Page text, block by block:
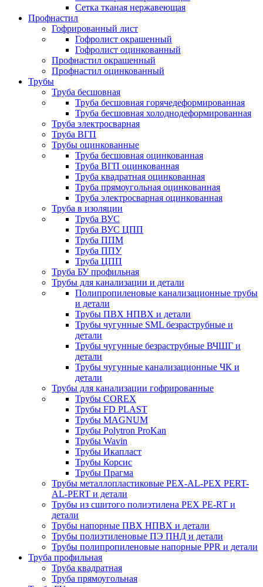
Сетка тканая нержавеющая
Профнастил
Гофрированный лист
Гофролист окрашенный
Гофролист оцинкованный
Профнастил окрашенный
Профнастил оцинкованный
Трубы
Труба бесшовная
Труба бесшовная горячедеформированная
Труба бесшовная холоднодеформированная
Труба электросварная
Труба ВГП
Трубы оцинкованные
Труба бесшовная оцинкованная
Труба ВГП оцинкованная
Труба квадратная оцинкованная
Труба прямоугольная оцинкованная
Труба электросварная оцинкованная
Труба в изоляции
Труба ВУС
Труба ВУС ЦПП
Труба ППМ
Труба ППУ
Труба ЦПП
Труба БУ профильная
Трубы для канализации и детали
Полипропиленовые канализационные трубы
и детали
Трубы ПВХ НПВХ и детали
Трубы чугунные SML безраструбные и
детали
Трубы чугунные безраструбные ВЧШГ и
детали
Трубы чугунные канализационные ЧК и
детали
Трубы для канализации гофрированные
Трубы COREX
Трубы FD PLAST
Трубы MAGNUM
Трубы Polytron ProKan
Трубы Wavin
Трубы Икапласт
Трубы Корсис
Трубы Прагма
Трубы металлопластиковые PEX-AL-PEX PERT-
AL-PERT и детали
Трубы из сшитого полиэтилена PEX PE-RT и
детали
Трубы напорные ПВХ НПВХ и детали
Трубы полиэтиленовые ПЭ ПНД и детали
Трубы полипропиленовые напорные PPR и детали
Труба профильная
Труба квадратная
Труба прямоугольная